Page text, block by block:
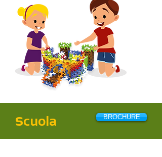
scuola BROCHURE